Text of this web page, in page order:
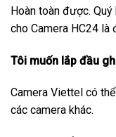
Hoàn toàn được.
cho Camera HC24 là
Tôi muốn lắp đầu
Camera Viettel có
các camera khác.